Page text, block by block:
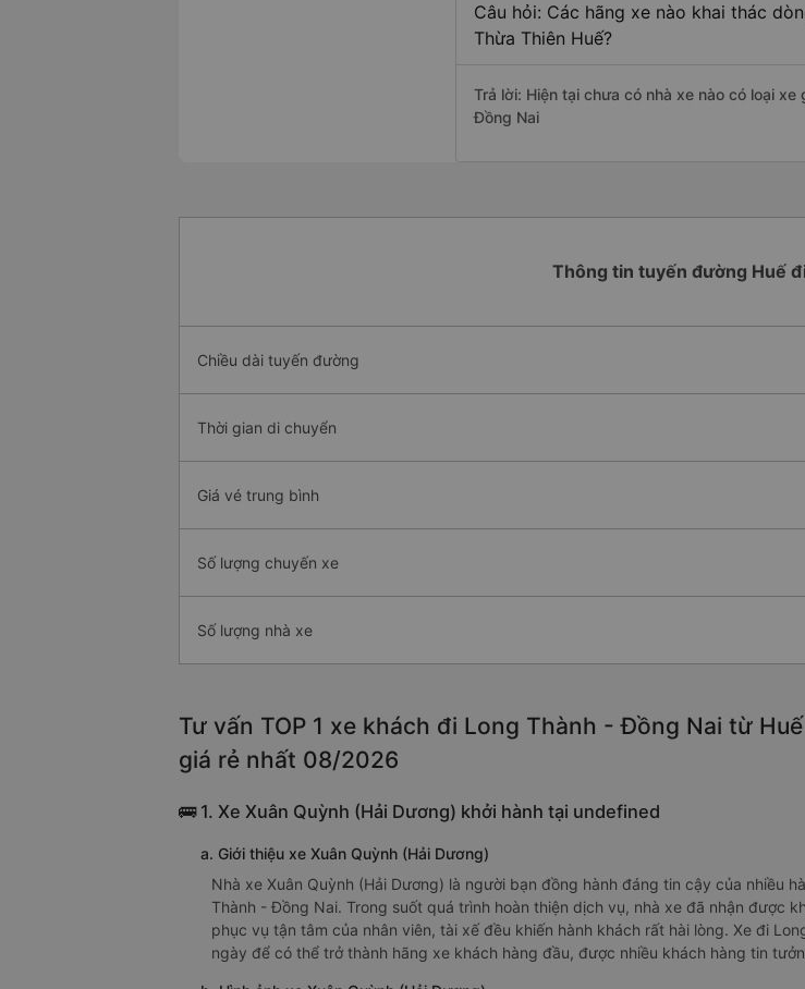
Câu hỏi: Các hãng xe nào khai thác
Thừa Thiên Huế?
Trả lời: Hiện tại chưa có nhà xe nào có loại
Đồng Nai
Thông tin tuyến đường Huế
Chiều dài tuyến đường
Thời gian di chuyển
Giá vé trung bình
Số lượng chuyến xe
Số lượng nhà xe
Tư vấn TOP 1 xe khách đi Long Thành - Đồng Nai từ
giá rẻ nhất 08/2026
🚌 1. Xe Xuân Quỳnh (Hải Dương) khởi hành tại undefined
a. Giới thiệu xe Xuân Quỳnh (Hải Dương)
Nhà xe Xuân Quỳnh (Hải Dương) là người bạn đồng hành đáng tin cậy của nhiều
Thành - Đồng Nai. Trong suốt quá trình hoàn thiện dịch vụ, nhà xe đã nhận được
phục vụ tận tâm của nhân viên, tài xế đều khiến hành khách rất hài lòng. Xe đi
ngày để có thể trở thành hãng xe khách hàng đầu, được nhiều khách hàng tin